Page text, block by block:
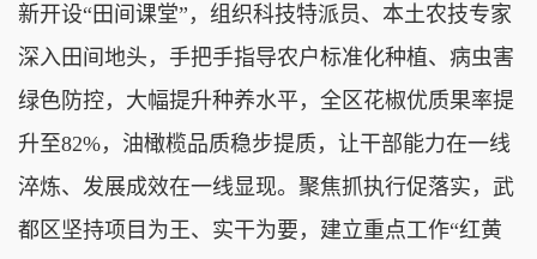
新开设“田间课堂”，组织科技特派员、本土农技专家
深入田间地头，手把手指导农户标准化种植、病虫害
绿色防控，大幅提升种养水平，全区花椒优质果率提
升至82%，油橄榄品质稳步提质，让干部能力在一线
淬炼、发展成效在一线显现。聚焦抓执行促落实，武
都区坚持项目为王、实干为要，建立重点工作“红黄